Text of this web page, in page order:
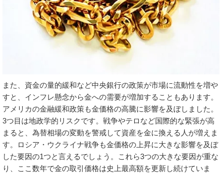
また、資金の量的緩和など中央銀行の政策が市場に流動性を増や
すと、インフレ懸念から金への需要が増加することもあります。
アメリカの金融緩和政策も金価格の高騰に影響を及ぼしました。
3つ目は地政学的リスクです。戦争やテロなど国際的な緊張が高
まると、為替相場の変動を警戒して資産を金に換える人が増えま
す。ロシア・ウクライナ戦争も金価格の上昇に大きな影響を及ぼ
した要因の1つと言えるでしょう。これら3つの大きな要因が重な
り、ここ数年で金の取引価格は史上最高額を更新し続けていま